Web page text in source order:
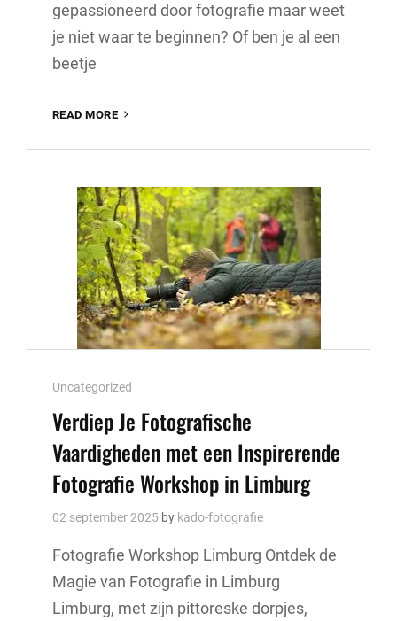
gepassioneerd door fotografie maar weet
je niet waar te beginnen? Of ben je al een
beetje
READ MORE
FOTOGRAFIE
VOOR
BEGINNERS:
LEER
DE
BASISVAARDIGHEDEN
VAN
FOTOGRAFIE
Cat
Links
Uncategorized
Verdiep Je Fotografische
Vaardigheden met een Inspirerende
Fotografie Workshop in Limburg
02 september 2025 by kado-fotografie
Fotografie Workshop Limburg Ontdek de
Magie van Fotografie in Limburg
Limburg, met zijn pittoreske dorpjes,